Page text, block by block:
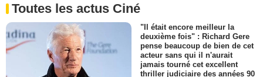
Toutes les actus Ciné
"Il était encore meilleur la
deuxième fois" : Richard Gere
pense beaucoup de bien de cet
acteur sans qui il n'aurait
jamais tourné cet excellent
thriller judiciaire des années 90